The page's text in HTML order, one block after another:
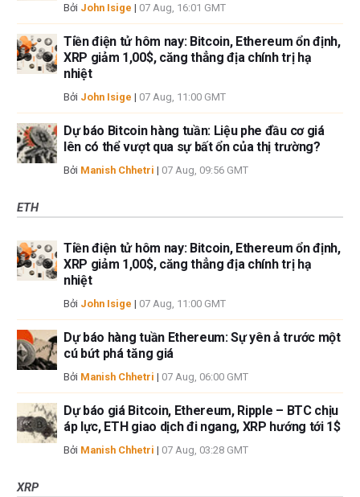
Bởi John Isige | 07 Aug, 16:01 GMT
Tiền điện tử hôm nay: Bitcoin, Ethereum ổn định,
XRP giảm 1,00$, căng thẳng địa chính trị hạ
nhiệt
Bởi John Isige | 07 Aug, 11:00 GMT
Dự báo Bitcoin hàng tuần: Liệu phe đầu cơ giá
lên có thể vượt qua sự bất ổn của thị trường?
Bởi Manish Chhetri | 07 Aug, 09:56 GMT
ETH
Tiền điện tử hôm nay: Bitcoin, Ethereum ổn định,
XRP giảm 1,00$, căng thẳng địa chính trị hạ
nhiệt
Bởi John Isige | 07 Aug, 11:00 GMT
Dự báo hàng tuần Ethereum: Sự yên ả trước một
cú bứt phá tăng giá
Bởi Manish Chhetri | 07 Aug, 06:00 GMT
Dự báo giá Bitcoin, Ethereum, Ripple – BTC chịu
áp lực, ETH giao dịch đi ngang, XRP hướng tới 1$
Bởi Manish Chhetri | 07 Aug, 03:28 GMT
XRP